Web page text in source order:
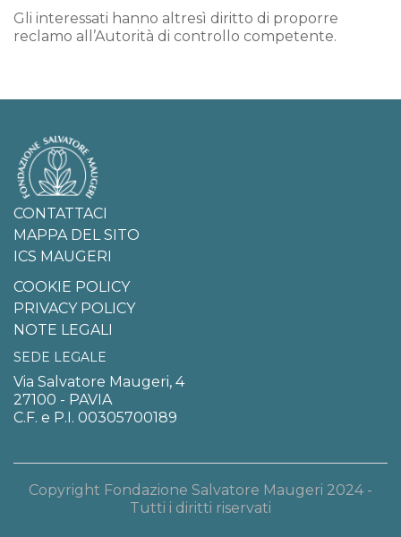
Gli interessati hanno altresì diritto di proporre
reclamo all’Autorità di controllo competente.
CONTATTACI
MAPPA DEL SITO
ICS MAUGERI
COOKIE POLICY
PRIVACY POLICY
NOTE LEGALI
SEDE LEGALE
Via Salvatore Maugeri, 4
27100 - PAVIA
C.F. e P.I. 00305700189
Copyright Fondazione Salvatore Maugeri 2024 -
Tutti i diritti riservati